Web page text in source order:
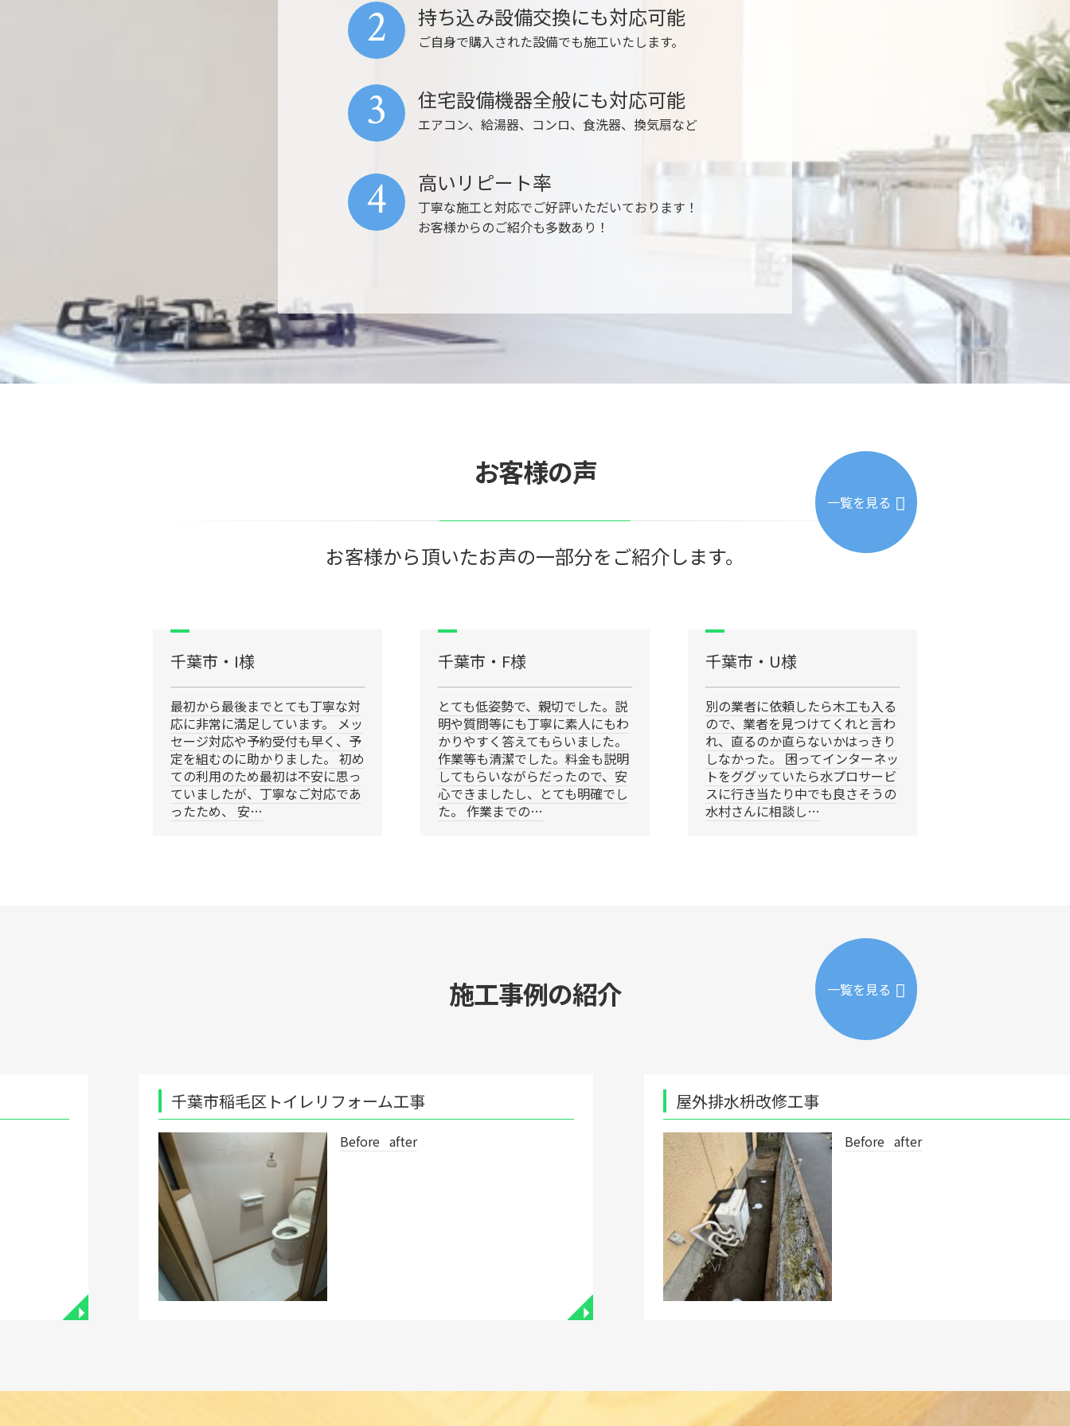
持ち込み設備交換にも対応可能
ご自身で購入された設備でも施工いたします。
2
住宅設備機器全般にも対応可能
エアコン、給湯器、コンロ、食洗器、換気扇など
3
高いリピート率
丁寧な施工と対応でご好評いただいております！
お客様からのご紹介も多数あり！
4
お客様の声
お客様から頂いたお声の一部分をご紹介します。
一覧を見る
千葉市・I様
最初から最後までとても丁寧な対
応に非常に満足しています。 メッ
セージ対応や予約受付も早く、予
定を組むのに助かりました。 初め
ての利用のため最初は不安に思っ
ていましたが、丁寧なご対応であ
ったため、 安…
千葉市・F様
とても低姿勢で、親切でした。説
明や質問等にも丁寧に素人にもわ
かりやすく答えてもらいました。
作業等も清潔でした。料金も説明
してもらいながらだったので、安
心できましたし、とても明確でし
た。 作業までの…
千葉市・U様
別の業者に依頼したら木工も入る
ので、業者を見つけてくれと言わ
れ、直るのか直らないかはっきり
しなかった。 困ってインターネッ
トをググッていたら水プロサービ
スに行き当たり中でも良さそうの
水村さんに相談し…
施工事例の紹介 一覧を見る
千葉市稲毛区トイレリフォーム工事 屋外排水枡改修工事
Before after